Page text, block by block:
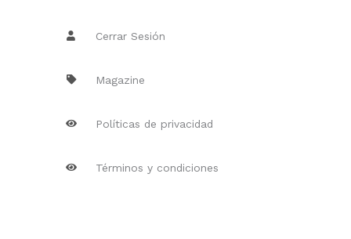
Cerrar Sesión
Magazine
Políticas de privacidad
Términos y condiciones